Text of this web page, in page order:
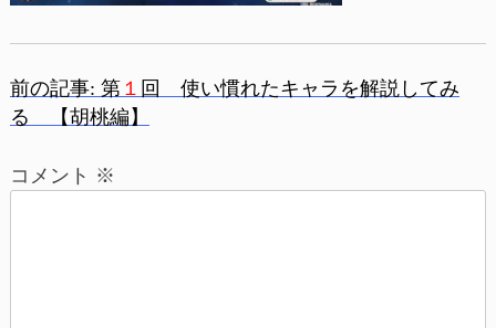
投
前の記事: 第１ 回 使い慣れたキャラを解説してみ
る 【胡桃編】
コメント ※